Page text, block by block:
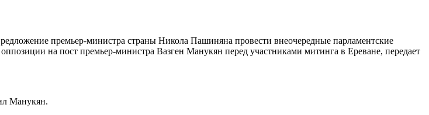
премьер-министра страны Никола Пашиняна провести внеочередные парламентские
на пост премьер-министра Вазген Манукян перед участниками митинга в Ереване, передает
Манукян.